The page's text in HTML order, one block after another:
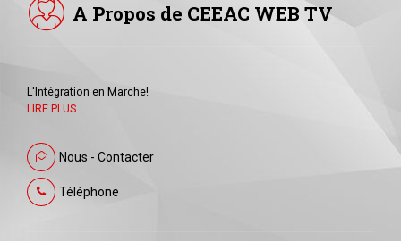
A Propos de CEEAC WEB TV
L'Intégration en Marche!
LIRE PLUS
Nous - Contacter
Téléphone